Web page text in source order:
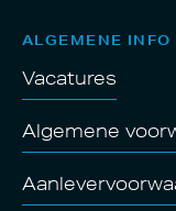
ALGEMENE INFO
Vacatures
Algemene